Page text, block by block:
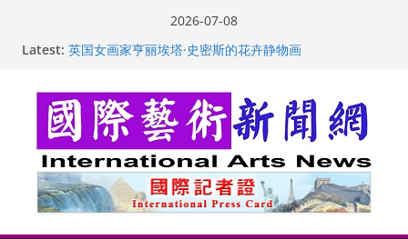
2026-07-08
Latest:
“梵心”归处：一场展览 连着攀枝花的千里乡愁
英国女画家亨丽埃塔·史密斯的花卉静物画
美国人
玛丽安娜·卡拉切娃的绘画：幽默和难以言喻的快乐
苏方 ：“字”得其乐